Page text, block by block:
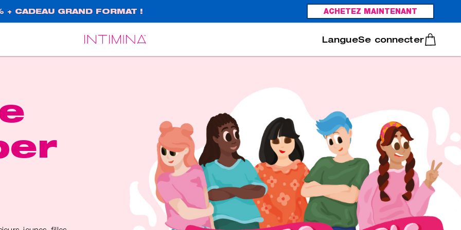
CADEAU GRAND FORMAT ! ACHETEZ MAINTENANT
Português
Se connecter